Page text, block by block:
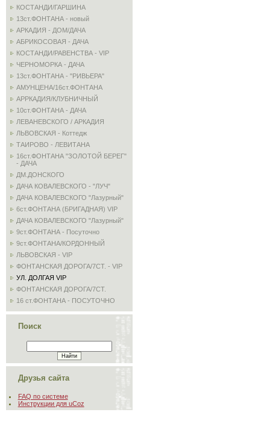
КОСТАНДИ/ГАРШИНА
13ст.ФОНТАНА - новый
АРКАДИЯ - ДОМ/ДАЧА
АБРИКОСОВАЯ - ДАЧА
КОСТАНДИ/РАВЕНСТВА - VIP
ЧЕРНОМОРКА - ДАЧА
13ст.ФОНТАНА - "РИВЬЕРА"
АМУНЦЕНА/16ст.ФОНТАНА
АРРКАДИЯ/КЛУБНИЧНЫЙ
10ст.ФОНТАНА - ДАЧА
ЛЕВАНЕВСКОГО / АРКАДИЯ
ЛЬВОВСКАЯ - Коттедж
ТАИРОВО - ЛЕВИТАНА
16ст.ФОНТАНА "ЗОЛОТОЙ БЕРЕГ"
- ДАЧА
ДМ.ДОНСКОГО
ДАЧА КОВАЛЕВСКОГО - "ЛУЧ"
ДАЧА КОВАЛЕВСКОГО "Лазурный"
6ст.ФОНТАНА (БРИГАДНАЯ) VIP
ДАЧА КОВАЛЕВСКОГО "Лазурный"
9ст.ФОНТАНА - Посуточно
9ст.ФОНТАНА/КОРДОННЫЙ
ЛЬВОВСКАЯ - VIP
ФОНТАНСКАЯ ДОРОГА/7СТ. - VIP
УЛ. ДОЛГАЯ VIP
ФОНТАНСКАЯ ДОРОГА/7СТ.
16 ст.ФОНТАНА - ПОСУТОЧНО
Поиск
Друзья сайта
FAQ по системе
Инструкции для uCoz